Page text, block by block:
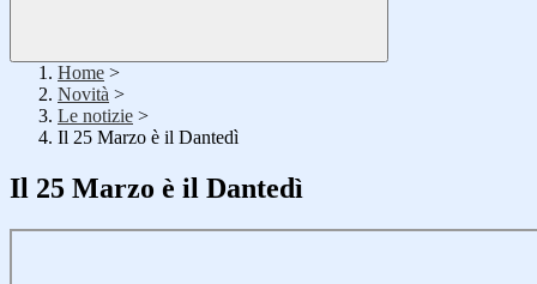
Home >
Novità >
Le notizie >
Il 25 Marzo è il Dantedì
Il 25 Marzo è il Dantedì